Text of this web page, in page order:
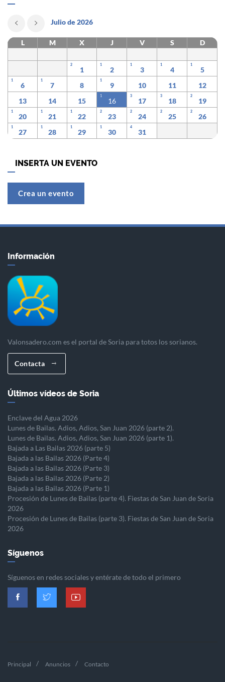
Julio de 2026
L M X J V S D
2
1
1
2
1
3
1
4
1
5
1
6
1
7 8
1
9 10 11
12
13
14 15
1
16
3
17
3
18
2
19
1
20
1
21
1
22
2
23
2
24
2
25
2
26
1
27
1
28
1
29
1
30
4
31
INSERTA UN EVENTO
Crea un evento
Información
Valonsadero.com es el portal de Soria para totos los sorianos.
Contacta
Últimos vídeos de Soria
Enclave del Agua 2026
Lunes de Bailas. Adios, Adios, San Juan 2026 (parte 2).
Lunes de Bailas. Adios, Adios, San Juan 2026 (parte 1).
Bajada a Las Bailas 2026 (parte 5)
Bajada a las Bailas 2026 (Parte 4)
Bajada a las Bailas 2026 (Parte 3)
Bajada a las Bailas 2026 (Parte 2)
Bajada a las Bailas 2026 (Parte 1)
Procesión de Lunes de Bailas (parte 4). Fiestas de San Juan de Soria
2026
Procesión de Lunes de Bailas (parte 3). Fiestas de San Juan de Soria
2026
Síguenos
Síguenos en redes sociales y entérate de todo el primero
Principal Anuncios Contacto